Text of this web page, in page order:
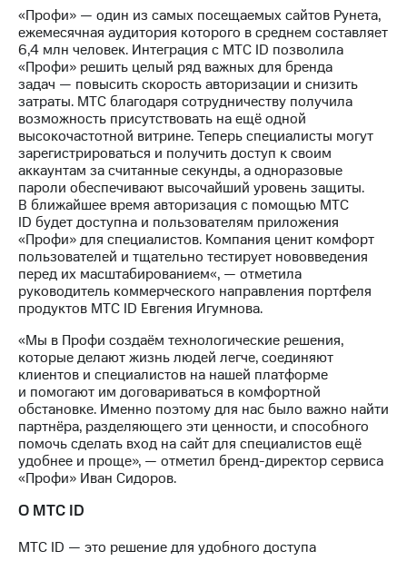
информации
Информация
акционерам
Документы
ПАО
"МТС"
Собрания
акционеров
Личный
кабинет
акционера
Акционерный
капитал
Контроль
и
аудит
Рынок
акций
Описание
Программа
приобретения
Порядок
выкупа
акций
Дивиденды
Рынок
облигаций
Описание
Уведомление
«Профи» — один из самых посещаемых сайтов Рунета,
ежемесячная аудитория которого в среднем составляет
6,4 млн человек. Интеграция с МТС ID позволила
«Профи» решить целый ряд важных для бренда
задач — повысить скорость авторизации и снизить
затраты. МТС благодаря сотрудничеству получила
возможность присутствовать на ещё одной
высокочастотной витрине. Теперь специалисты могут
зарегистрироваться и получить доступ к своим
аккаунтам за считанные секунды, а одноразовые
пароли обеспечивают высочайший уровень защиты.
В ближайшее время авторизация с помощью МТС
ID будет доступна и пользователям приложения
«Профи» для специалистов. Компания ценит комфорт
пользователей и тщательно тестирует нововведения
перед их масштабированием«, — отметила
руководитель коммерческого направления портфеля
продуктов МТС ID Евгения Игумнова.
«Мы в Профи создаём технологические решения,
которые делают жизнь людей легче, соединяют
клиентов и специалистов на нашей платформе
и помогают им договариваться в комфортной
обстановке. Именно поэтому для нас было важно найти
партнёра, разделяющего эти ценности, и способного
помочь сделать вход на сайт для специалистов ещё
удобнее и проще», — отметил бренд-директор сервиса
«Профи» Иван Сидоров.
О МТС ID
МТС ID — это решение для удобного доступа